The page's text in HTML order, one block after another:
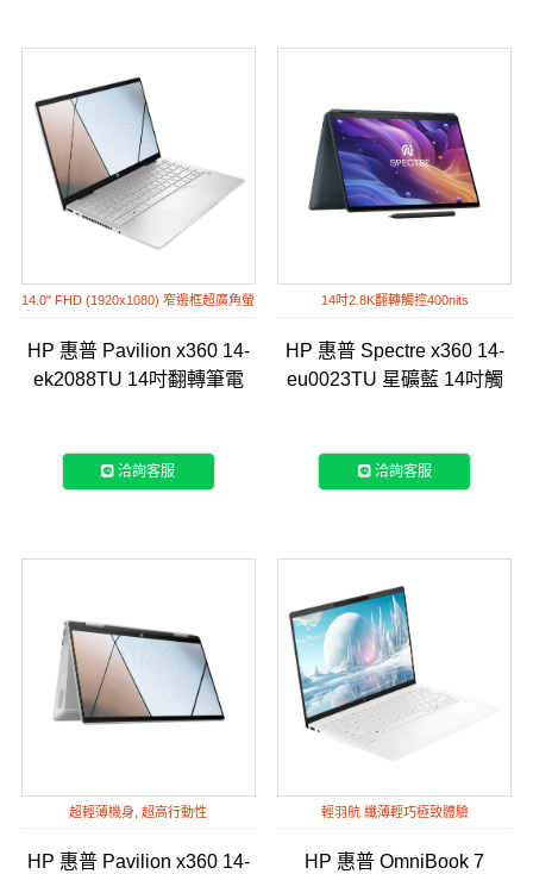
14.0" FHD (1920x1080) 窄邊框超廣角螢
HP 惠普 Pavilion x360 14-
ek2088TU 14吋翻轉筆電
洽詢客服
14吋2.8K翻轉觸控400nits
HP 惠普 Spectre x360 14-
eu0023TU 星礦藍 14吋觸
洽詢客服
超輕薄機身, 超高行動性
HP 惠普 Pavilion x360 14-
輕羽航 纖薄輕巧極致體驗
HP 惠普 OmniBook 7